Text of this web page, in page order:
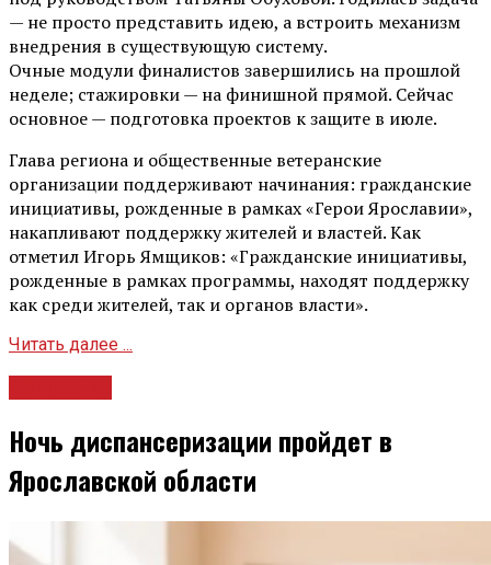
— не просто представить идею, а встроить механизм
внедрения в существующую систему.
Очные модули финалистов завершились на прошлой
неделе; стажировки — на финишной прямой. Сейчас
основное — подготовка проектов к защите в июле.
Глава региона и общественные ветеранские
организации поддерживают начинания: гражданские
инициативы, рожденные в рамках «Герои Ярославии»,
накапливают поддержку жителей и властей. Как
отметил Игорь Ямщиков: «Гражданские инициативы,
рожденные в рамках программы, находят поддержку
как среди жителей, так и органов власти».
Читать далее ...
Ночь диспансеризации пройдет в
Ярославской области